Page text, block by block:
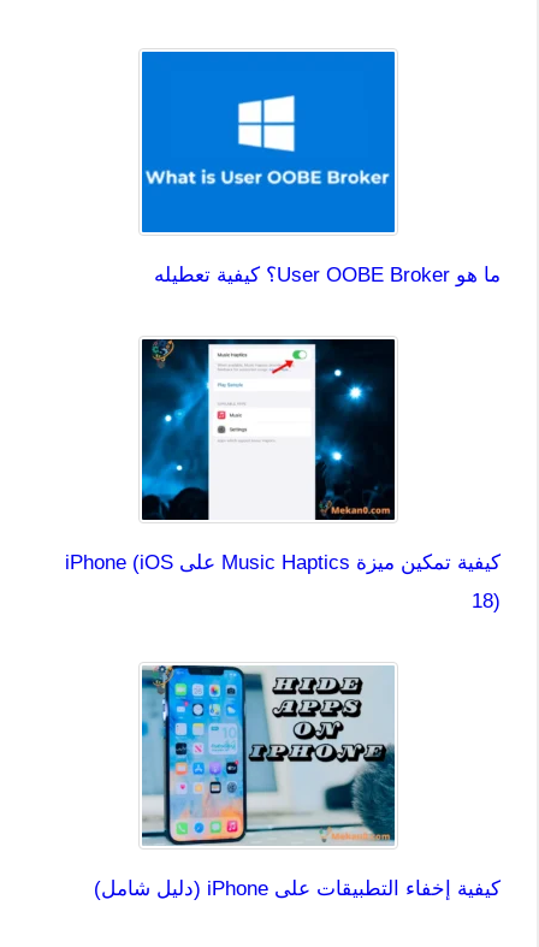
ما هو User OOBE Broker؟ كيفية تعطيله
كيفية تمكين ميزة Music Haptics على iPhone (iOS
18)
كيفية إخفاء التطبيقات على iPhone (دليل شامل)